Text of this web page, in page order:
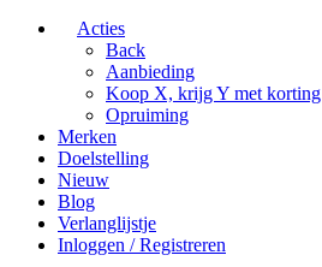
Acties
Back
Aanbieding
Koop X, krijg Y met korting
Opruiming
Merken
Doelstelling
Nieuw
Blog
Verlanglijstje
Inloggen / Registreren